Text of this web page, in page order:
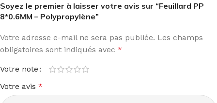
Soyez le premier à laisser votre avis sur “Feuillard PP
8*0.6MM – Polypropylène”
Votre adresse e-mail ne sera pas publiée. Les champs
obligatoires sont indiqués avec *
Votre note
Votre avis *